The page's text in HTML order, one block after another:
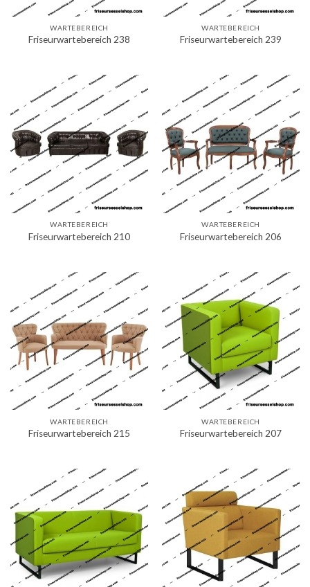
WARTEBEREICH
Friseurwartebereich 238
WARTEBEREICH
Friseurwartebereich 239
WARTEBEREICH
Friseurwartebereich 210
WARTEBEREICH
Friseurwartebereich 206
WARTEBEREICH
Friseurwartebereich 215
WARTEBEREICH
Friseurwartebereich 207